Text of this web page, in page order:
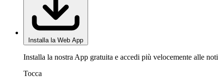
Installa la Web App
Installa la nostra App gratuita e accedi più velocemente alle
Tocca